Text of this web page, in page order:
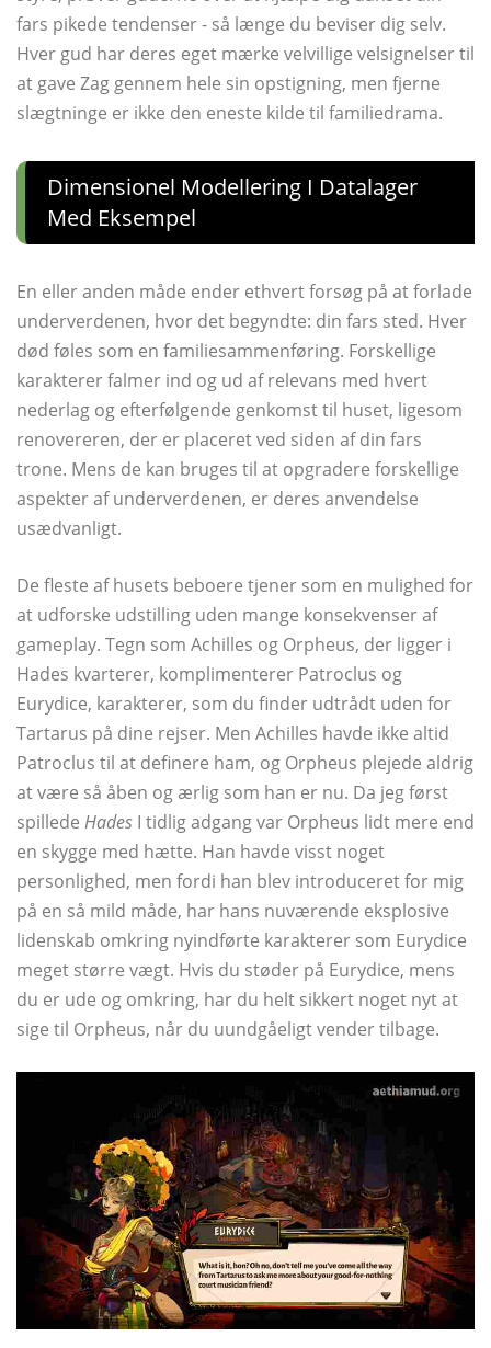
fars pikede tendenser - så længe du beviser dig selv.
Hver gud har deres eget mærke velvillige velsignelser til
at gave Zag gennem hele sin opstigning, men fjerne
slægtninge er ikke den eneste kilde til familiedrama.
Dimensionel Modellering I Datalager
Med Eksempel
En eller anden måde ender ethvert forsøg på at forlade
underverdenen, hvor det begyndte: din fars sted. Hver
død føles som en familiesammenføring. Forskellige
karakterer falmer ind og ud af relevans med hvert
nederlag og efterfølgende genkomst til huset, ligesom
renovereren, der er placeret ved siden af ​​din fars
trone. Mens de kan bruges til at opgradere forskellige
aspekter af underverdenen, er deres anvendelse
usædvanligt.
De fleste af husets beboere tjener som en mulighed for
at udforske udstilling uden mange konsekvenser af
gameplay. Tegn som Achilles og Orpheus, der ligger i
Hades kvarterer, komplimenterer Patroclus og
Eurydice, karakterer, som du finder udtrådt uden for
Tartarus på dine rejser. Men Achilles havde ikke altid
Patroclus til at definere ham, og Orpheus plejede aldrig
at være så åben og ærlig som han er nu. Da jeg først
spillede Hades I tidlig adgang var Orpheus lidt mere end
en skygge med hætte. Han havde visst noget
personlighed, men fordi han blev introduceret for mig
på en så mild måde, har hans nuværende eksplosive
lidenskab omkring nyindførte karakterer som Eurydice
meget større vægt. Hvis du støder på Eurydice, mens
du er ude og omkring, har du helt sikkert noget nyt at
sige til Orpheus, når du uundgåeligt vender tilbage.